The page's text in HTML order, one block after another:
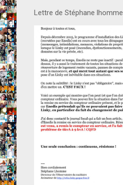
Lettre de Stéphane lhomme